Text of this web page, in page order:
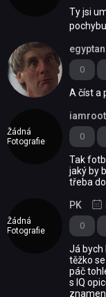
Ty jsi
0
A číst a
Žádná
Fotografie
0
iamroot
Tak
jaký by
třeba
Žádná
Fotografie
0
PK
Já bych
těžko
páč
s IQ